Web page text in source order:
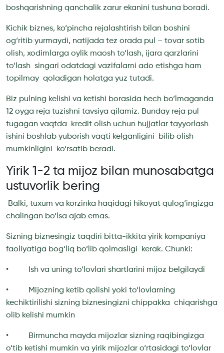
boshqarishning qanchalik zarur ekanini tushuna boradi.
Kichik biznes, ko‘pincha rejalashtirish bilan boshini
og‘ritib yurmaydi, natijada tez orada pul – tovar sotib
olish, xodimlarga oylik maosh to‘lash, ijara qarzlarini
to‘lash singari odatdagi vazifalarni ado etishga ham
topilmay qoladigan holatga yuz tutadi.
Biz pulning kelishi va ketishi borasida hech bo‘lmaganda
12 oyga reja tuzishni tavsiya qilamiz. Bunday reja pul
tugagan vaqtda kredit olish uchun hujjatlar tayyorlash
ishini boshlab yuborish vaqti kelganligini bilib olish
mumkinligini ko‘rsatib beradi.
Yirik 1-2 ta mijoz bilan munosabatga
ustuvorlik bering
Balki, tuxum va korzinka haqidagi hikoyat qulog‘ingizga
chalingan bo‘lsa ajab emas.
Sizning biznesingiz taqdiri bitta-ikkita yirik kompaniya
faoliyatiga bog‘liq bo‘lib qolmasligi kerak. Chunki:
• Ish va uning to‘lovlari shartlarini mijoz belgilaydi
• Mijozning ketib qolishi yoki to‘lovlarning
kechiktirilishi sizning biznesingizni chippakka chiqarishga
olib kelishi mumkin
• Birmuncha mayda mijozlar sizning raqibingizga
o‘tib ketishi mumkin va yirik mijozlar o‘rtasidagi to‘lovlar